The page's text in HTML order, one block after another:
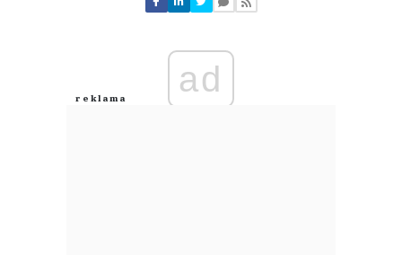
Zostaw swoje komentarze
Anuluj
ad